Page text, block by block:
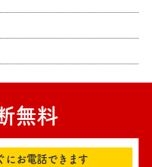
無料
にお電話できます